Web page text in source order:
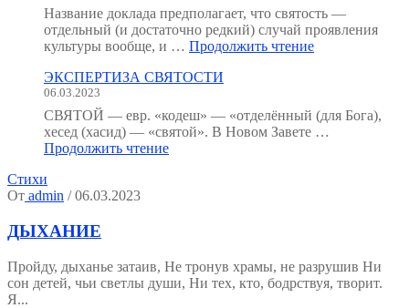
как
мы
Название доклада предполагает, что святость —
отдельный (и достаточно редкий) случай проявления
культуры вообще, и … Продолжить чтение"Святость
культуры"
ЭКСПЕРТИЗА СВЯТОСТИ
06.03.2023
СВЯТОЙ — евр. «кодеш» — «отделённый (для Бога),
хесед (хасид) — «святой». В Новом Завете …
Продолжить чтение"ЭКСПЕРТИЗА
Стихи
От admin / 06.03.2023
ДЫХАНИЕ
Пройду, дыханье затаив, Не тронув храмы, не разрушив Ни
сон детей, чьи светлы души, Ни тех, кто, бодрствуя, творит.
Я...